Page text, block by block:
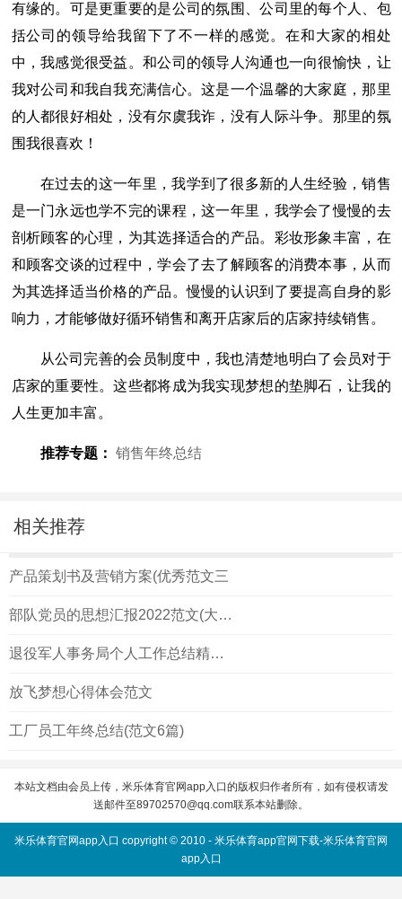
有缘的。可是更重要的是公司的氛围、公司里的每个人、包
括公司的领导给我留下了不一样的感觉。在和大家的相处
中，我感觉很受益。和公司的领导人沟通也一向很愉快，让
我对公司和我自我充满信心。这是一个温馨的大家庭，那里
的人都很好相处，没有尔虞我诈，没有人际斗争。那里的氛
围我很喜欢！
在过去的这一年里，我学到了很多新的人生经验，销售
是一门永远也学不完的课程，这一年里，我学会了慢慢的去
剖析顾客的心理，为其选择适合的产品。彩妆形象丰富，在
和顾客交谈的过程中，学会了去了解顾客的消费本事，从而
为其选择适当价格的产品。慢慢的认识到了要提高自身的影
响力，才能够做好循环销售和离开店家后的店家持续销售。
从公司完善的会员制度中，我也清楚地明白了会员对于
店家的重要性。这些都将成为我实现梦想的垫脚石，让我的
人生更加丰富。
推荐专题： 销售年终总结
相关推荐
产品策划书及营销方案(优秀范文三
部队党员的思想汇报2022范文(大全)
退役军人事务局个人工作总结精选(范文2篇)
放飞梦想心得体会范文
工厂员工年终总结(范文6篇)
本站文档由会员上传，米乐体育官网app入口的版权归作者所有，如有侵权请发
送邮件至89702570@qq.com联系本站删除。
米乐体育官网app入口 copyright © 2010 - 米乐体育app官网下载-米乐体育官网
app入口